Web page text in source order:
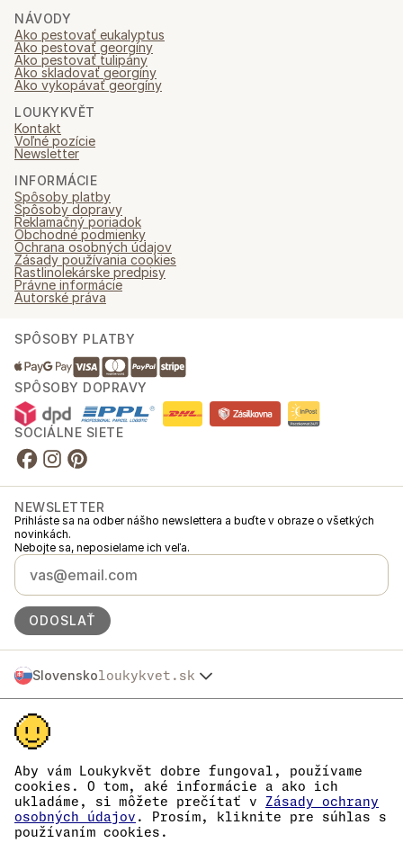
Aby vám Loukykvět dobre fungoval, používame
cookies. O tom, aké informácie a ako ich
ukladáme, si môžete prečítať v
Zásady ochrany
osobných údajov . Prosím, kliknite pre súhlas s
používaním cookies.
NÁVODY
Ako pestovať eukalyptus
Ako pestovať georgíny
Ako pestovať tulipány
Ako skladovať georgíny
Ako vykopávať georgíny
LOUKYKVĚT
Kontakt
Voľné pozície
Newsletter
INFORMÁCIE
Spôsoby platby
Spôsoby dopravy
Reklamačný poriadok
Obchodné podmienky
Ochrana osobných údajov
Zásady používania cookies
Rastlinolekárske predpisy
Právne informácie
Autorské práva
SPÔSOBY PLATBY
SPÔSOBY DOPRAVY
SOCIÁLNE SIETE
NEWSLETTER
Prihláste sa na odber nášho newslettera a buďte v obraze o všetkých
novinkách.
Nebojte sa, neposielame ich veľa.
ODOSLAŤ
Slovenskoloukykvet.sk
Česko
Polska
Österreich
Deutschland
France
België
Danmark
Eesti
España
Spoločnosť Loukykvět s.r.o. je zapísaná v Obchodnom registri
Mestského súdu v Prahe, oddiel C, vložka 268616.
EKF00180493.
Pre vydávanie rastlinolekárskych pasov používame registračné číslo
0636.
IČO je 05663687, DIČ je CZ05663687.
ID dátovej schránky je eng827q.
Číslo EORI je CZ05663687.